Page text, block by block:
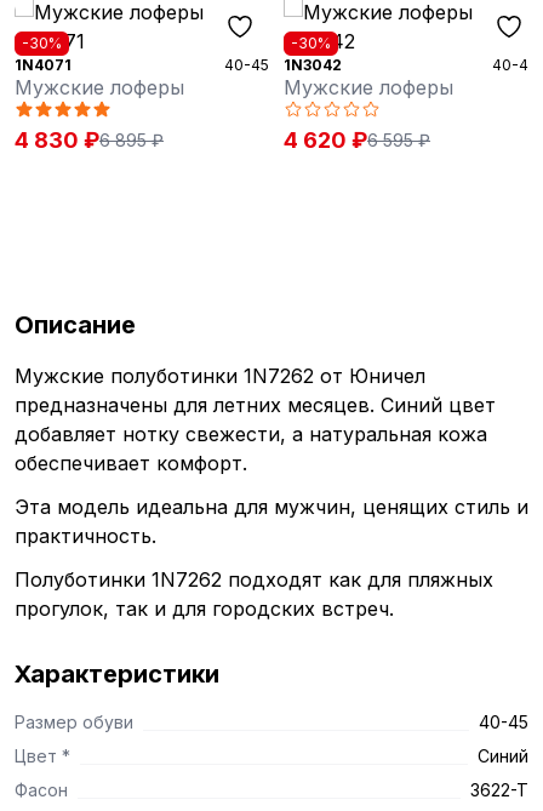
-30%
1N4071
40-45
Мужские лоферы
4 830 ₽6 895 ₽
-30%
1N3042
40-46
Мужские лоферы
4 620 ₽6 595 ₽
Описание
Мужские полуботинки 1N7262 от Юничел
предназначены для летних месяцев. Синий цвет
добавляет нотку свежести, а натуральная кожа
обеспечивает комфорт.
Эта модель идеальна для мужчин, ценящих стиль и
практичность.
Полуботинки 1N7262 подходят как для пляжных
прогулок, так и для городских встреч.
Характеристики
Размер обуви
40-45
Цвет *
Синий
Фасон
3622-T